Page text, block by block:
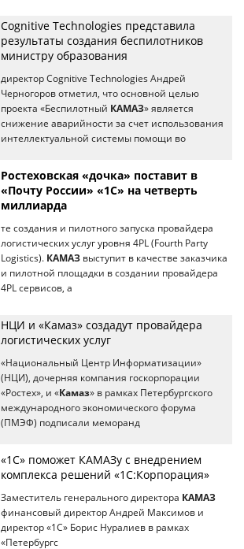
Cognitive Technologies представила
результаты создания беспилотников
министру образования
директор Cognitive Technologies Андрей
Черногоров отметил, что основной целью
проекта «Беспилотный КАМАЗ» является
снижение аварийности за счет использования
интеллектуальной системы помощи во
Ростеховская «дочка» поставит в
«Почту России» «1С» на четверть
миллиарда
те создания и пилотного запуска провайдера
логистических услуг уровня 4PL (Fourth Party
Logistics). КАМАЗ выступит в качестве заказчика
и пилотной площадки в создании провайдера
4PL сервисов, а
НЦИ и «Камаз» создадут провайдера
логистических услуг
«Национальный Центр Информатизации»
(НЦИ), дочерняя компания госкорпорации
«Ростех», и «Камаз» в рамках Петербургского
международного экономического форума
(ПМЭФ) подписали меморанд
«1С» поможет КАМАЗу с внедрением
комплекса решений «1С:Корпорация»
Заместитель генерального директора КАМАЗ
финансовый директор Андрей Максимов и
директор «1С» Борис Нуралиев в рамках
«Петербургс